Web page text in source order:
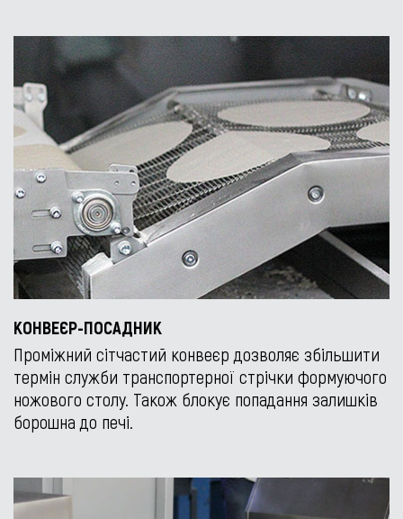
КОНВЕЄР-ПОСАДНИК
Проміжний сітчастий конвеєр дозволяє збільшити
термін служби транспортерної стрічки формуючого
ножового столу. Також блокує попадання залишків
борошна до печі.